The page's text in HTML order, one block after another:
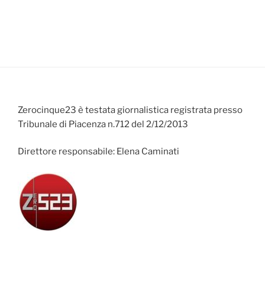
Zerocinque23 è testata giornalistica registrata presso
Tribunale di Piacenza n.712 del 2/12/2013
Direttore responsabile: Elena Caminati